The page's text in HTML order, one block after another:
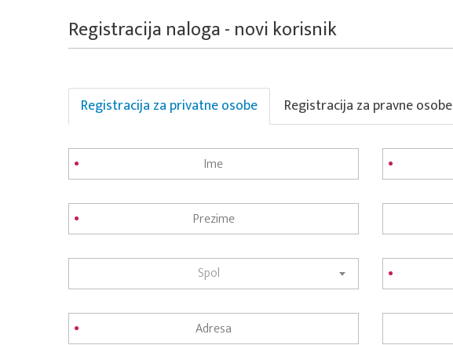
Registracija naloga - novi korisnik
Registracija za privatne osobe Registracija za pravne osobe
Spol